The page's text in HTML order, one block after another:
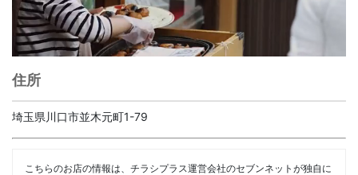
住所
埼玉県川口市並木元町1-79
こちらのお店の情報は、チラシプラス運営会社のセブンネットが独自に